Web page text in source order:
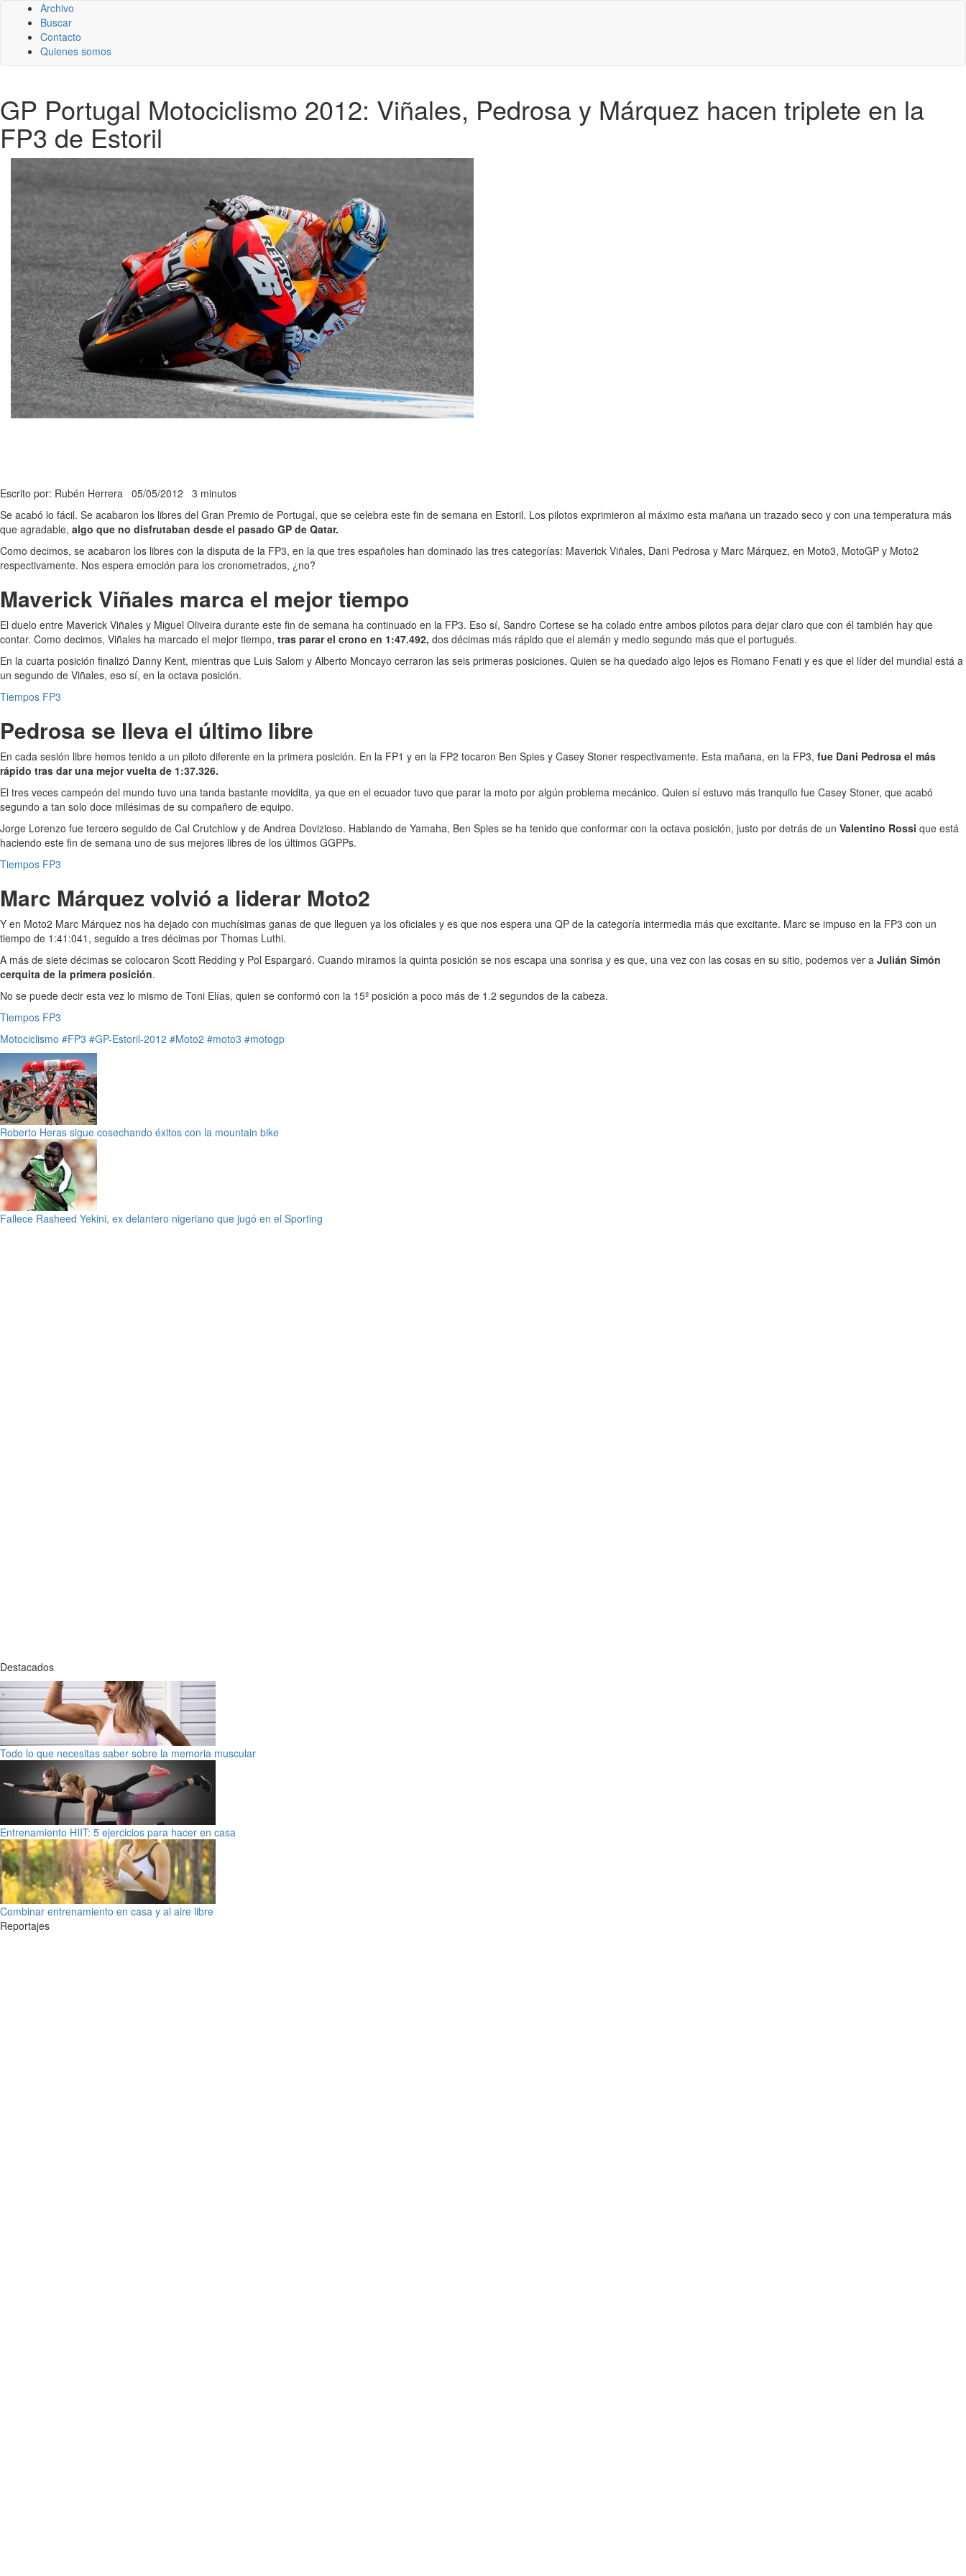
Archivo
Buscar
Contacto
Quienes somos
GP Portugal Motociclismo 2012: Viñales, Pedrosa y Márquez hacen triplete en la
FP3 de Estoril
Escrito por: Rubén Herrera 05/05/2012 3 minutos
Se acabó lo fácil. Se acabaron los libres del Gran Premio de Portugal, que se celebra este fin de semana en Estoril. Los pilotos exprimieron al máximo esta mañana un trazado seco y con una temperatura más
que agradable, algo que no disfrutaban desde el pasado GP de Qatar.
Como decimos, se acabaron los libres con la disputa de la FP3, en la que tres españoles han dominado las tres categorías: Maverick Viñales, Dani Pedrosa y Marc Márquez, en Moto3, MotoGP y Moto2
respectivamente. Nos espera emoción para los cronometrados, ¿no?
Maverick Viñales marca el mejor tiempo
El duelo entre Maverick Viñales y Miguel Oliveira durante este fin de semana ha continuado en la FP3. Eso sí, Sandro Cortese se ha colado entre ambos pilotos para dejar claro que con él también hay que
contar. Como decimos, Viñales ha marcado el mejor tiempo, tras parar el crono en 1:47.492, dos décimas más rápido que el alemán y medio segundo más que el portugués.
En la cuarta posición finalizó Danny Kent, mientras que Luis Salom y Alberto Moncayo cerraron las seis primeras posiciones. Quien se ha quedado algo lejos es Romano Fenati y es que el líder del mundial está a
un segundo de Viñales, eso sí, en la octava posición.
Tiempos FP3
Pedrosa se lleva el último libre
En cada sesión libre hemos tenido a un piloto diferente en la primera posición. En la FP1 y en la FP2 tocaron Ben Spies y Casey Stoner respectivamente. Esta mañana, en la FP3, fue Dani Pedrosa el más
rápido tras dar una mejor vuelta de 1:37.326.
El tres veces campeón del mundo tuvo una tanda bastante movidita, ya que en el ecuador tuvo que parar la moto por algún problema mecánico. Quien sí estuvo más tranquilo fue Casey Stoner, que acabó
segundo a tan solo doce milésimas de su compañero de equipo.
Jorge Lorenzo fue tercero seguido de Cal Crutchlow y de Andrea Dovizioso. Hablando de Yamaha, Ben Spies se ha tenido que conformar con la octava posición, justo por detrás de un Valentino Rossi que está
haciendo este fin de semana uno de sus mejores libres de los últimos GGPPs.
Tiempos FP3
Marc Márquez volvió a liderar Moto2
Y en Moto2 Marc Márquez nos ha dejado con muchísimas ganas de que lleguen ya los oficiales y es que nos espera una QP de la categoría intermedia más que excitante. Marc se impuso en la FP3 con un
tiempo de 1:41:041, seguido a tres décimas por Thomas Luthi.
A más de siete décimas se colocaron Scott Redding y Pol Espargaró. Cuando miramos la quinta posición se nos escapa una sonrisa y es que, una vez con las cosas en su sitio, podemos ver a Julián Simón
cerquita de la primera posición.
No se puede decir esta vez lo mismo de Toni Elías, quien se conformó con la 15º posición a poco más de 1.2 segundos de la cabeza.
Tiempos FP3
Motociclismo #FP3 #GP-Estoril-2012 #Moto2 #moto3 #motogp
Roberto Heras sigue cosechando éxitos con la mountain bike
Fallece Rasheed Yekini, ex delantero nigeriano que jugó en el Sporting
Destacados
Todo lo que necesitas saber sobre la memoria muscular
Entrenamiento HIIT: 5 ejercicios para hacer en casa
Combinar entrenamiento en casa y al aire libre
Reportajes